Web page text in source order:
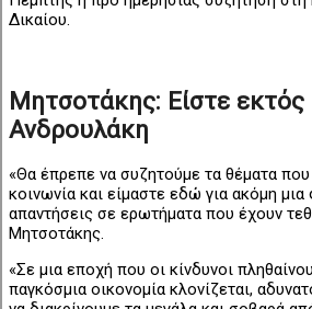
Δικαίου.
Μητσοτάκης: Είστε εκτός
Ανδρουλάκη
«Θα έπρεπε να συζητούμε τα θέματα
κοινωνία και είμαστε εδώ για ακόμη
απαντήσεις σε ερωτήματα που έχουν
Μητσοτάκης.
«Σε μια εποχή που οι κίνδυνοι
παγκόσμια οικονομία κλονίζεται,